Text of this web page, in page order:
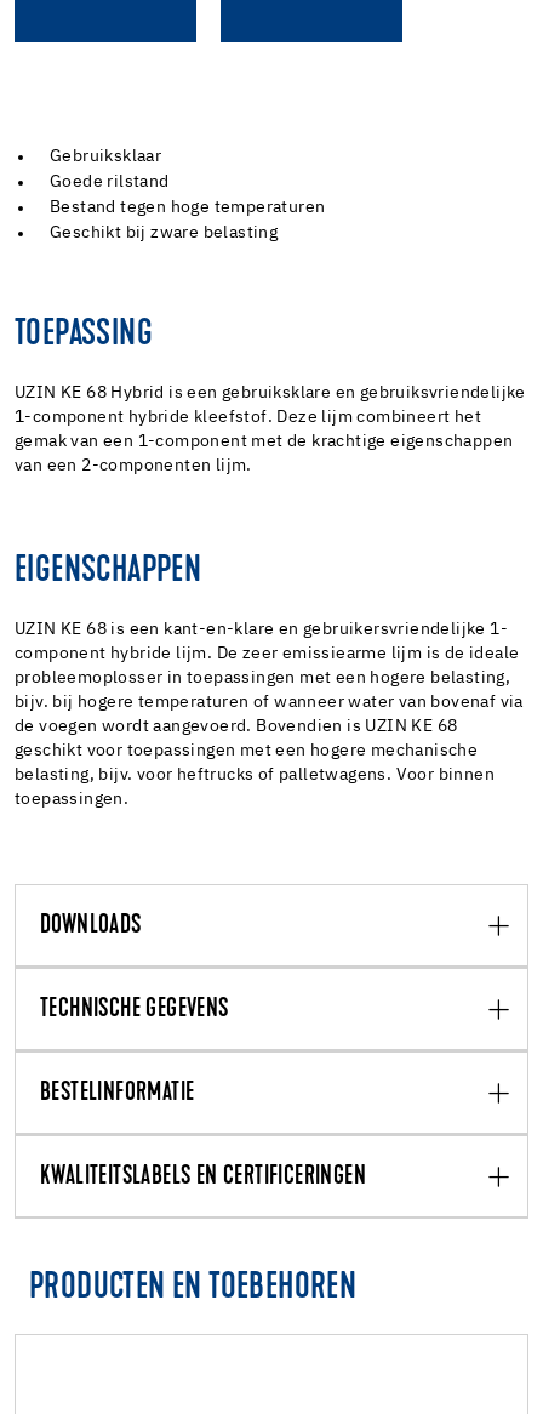
Gebruiksklaar
Goede rilstand
Bestand tegen hoge temperaturen
Geschikt bij zware belasting
TOEPASSING
UZIN KE 68 Hybrid is een gebruiksklare en gebruiksvriendelijke
1-component hybride kleefstof. Deze lijm combineert het
gemak van een 1-component met de krachtige eigenschappen
van een 2-componenten lijm.
EIGENSCHAPPEN
UZIN KE 68 is een kant-en-klare en gebruikersvriendelijke 1-
component hybride lijm. De zeer emissiearme lijm is de ideale
probleemoplosser in toepassingen met een hogere belasting,
bijv. bij hogere temperaturen of wanneer water van bovenaf via
de voegen wordt aangevoerd. Bovendien is UZIN KE 68
geschikt voor toepassingen met een hogere mechanische
belasting, bijv. voor heftrucks of palletwagens. Voor binnen
toepassingen.
DOWNLOADS
TECHNISCHE GEGEVENS
BESTELINFORMATIE
KWALITEITSLABELS EN CERTIFICERINGEN
PRODUCTEN EN TOEBEHOREN